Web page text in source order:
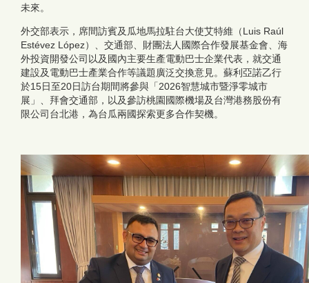
未來。
外交部表示，席間訪賓及瓜地馬拉駐台大使艾特維（Luis Raúl
Estévez López）、交通部、財團法人國際合作發展基金會、海
外投資開發公司以及國內主要生產電動巴士企業代表，就交通
建設及電動巴士產業合作等議題廣泛交換意見。蘇利亞諾乙行
於15日至20日訪台期間將參與「2026智慧城市暨淨零城市
展」、拜會交通部，以及參訪桃園國際機場及台灣港務股份有
限公司台北港，為台瓜兩國探索更多合作契機。